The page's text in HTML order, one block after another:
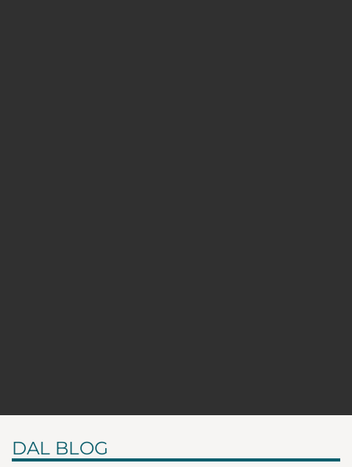
DAL BLOG